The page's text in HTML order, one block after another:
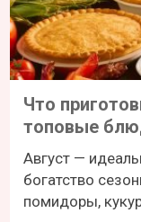
Что
топовые
Август —
богатство
помидоры,